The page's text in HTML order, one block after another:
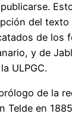
del texto
de los
y de
ULPGC.
de la
Telde en